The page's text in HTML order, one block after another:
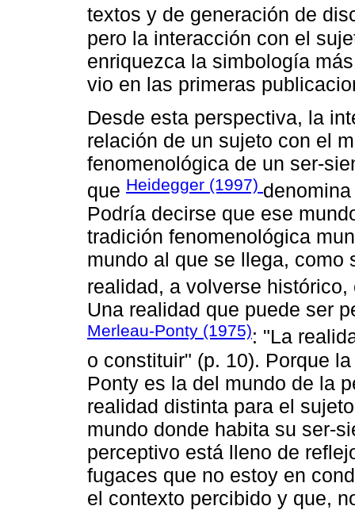
textos y de generación de
pero la interacción con el
enriquezca la simbología
vio en las primeras
Desde esta perspectiva, la
relación de un sujeto con el
fenomenológica de un ser-
que Heidegger (1997)
Podría decirse que ese
tradición fenomenológica
mundo al que se llega, como
realidad, a volverse
Una realidad que puede ser
Merleau-Ponty (1975): "La
o constituir" (p. 10). Porque
Ponty es la del mundo de la
realidad distinta para el
mundo donde habita su ser-
perceptivo está lleno de
fugaces que no estoy en
el contexto percibido y que,